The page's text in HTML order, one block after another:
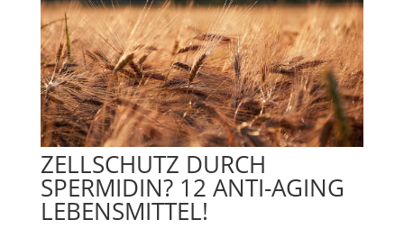
ZELLSCHUTZ DURCH
SPERMIDIN? 12 ANTI-AGING
LEBENSMITTEL!